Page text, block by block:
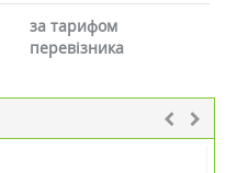
за тарифом
перевізника